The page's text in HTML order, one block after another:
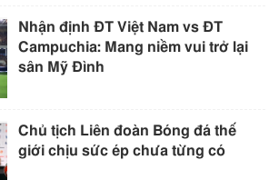
Nhận định ĐT Việt Nam vs ĐT
Campuchia: Mang niềm vui trở lại
sân Mỹ Đình
Chủ tịch Liên đoàn Bóng đá thế
giới chịu sức ép chưa từng có